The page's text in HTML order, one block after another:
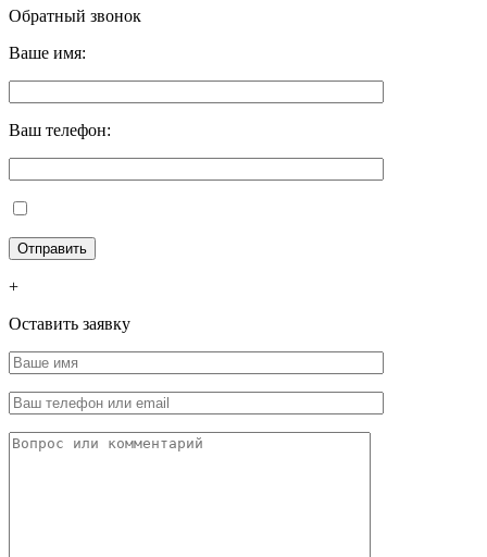
Обратный звонок
Ваше имя:
Ваш телефон:
+
Оставить заявку